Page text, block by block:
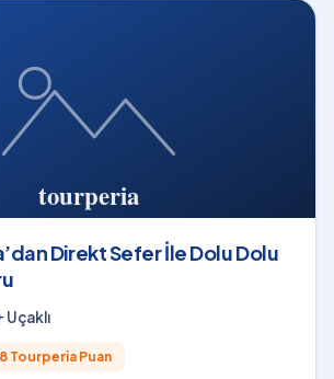
Direkt Sefer İle Dolu Dolu
Uçaklı
Tourperia Puan